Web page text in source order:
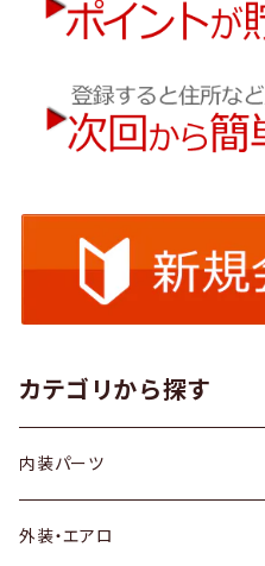
カテゴリから探す
内装パーツ
トヨタ
外装・エアロ